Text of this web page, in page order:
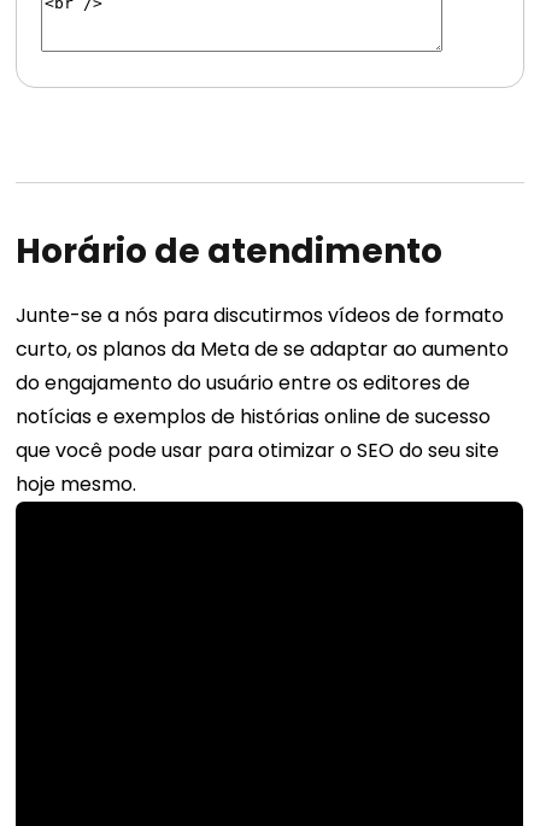
Horário de atendimento
Junte-se a nós para discutirmos vídeos de formato
curto, os planos da Meta de se adaptar ao aumento
do engajamento do usuário entre os editores de
notícias e exemplos de histórias online de sucesso
que você pode usar para otimizar o SEO do seu site
hoje mesmo.